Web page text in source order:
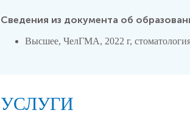
О ВРАЧЕ
Сведения из документа об
Высшее, ЧелГМА, 2022 г,
УСЛУГИ